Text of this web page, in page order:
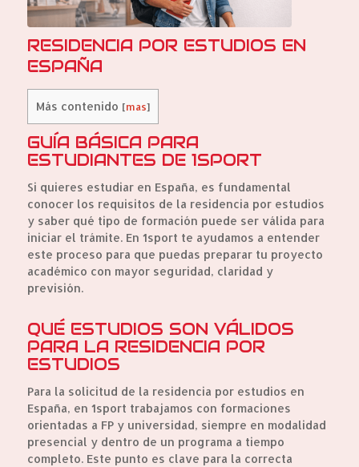
RESIDENCIA POR ESTUDIOS EN
ESPAÑA
Más contenido [mas]
GUÍA BÁSICA PARA
ESTUDIANTES DE 1SPORT
Si quieres estudiar en España, es fundamental
conocer los requisitos de la residencia por estudios
y saber qué tipo de formación puede ser válida para
iniciar el trámite. En 1sport te ayudamos a entender
este proceso para que puedas preparar tu proyecto
académico con mayor seguridad, claridad y
previsión.
QUÉ ESTUDIOS SON VÁLIDOS
PARA LA RESIDENCIA POR
ESTUDIOS
Para la solicitud de la residencia por estudios en
España, en 1sport trabajamos con formaciones
orientadas a FP y universidad, siempre en modalidad
presencial y dentro de un programa a tiempo
completo. Este punto es clave para la correcta